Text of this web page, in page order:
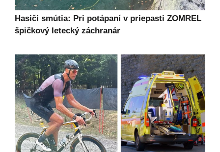
Hasiči smútia: Pri potápaní v priepasti ZOMREL
špičkový letecký záchranár